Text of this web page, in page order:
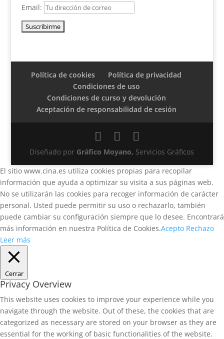
Email:
Política de cookies
Política de privacidad
Condiciones de uso
Condiciones de curso y devolución
Aceptación de responsabilidad de cesión
Diseñado por Gráfico Moyano, Servicios Gráficos
El sitio www.cina.es utiliza cookies propias para recopilar
información que ayuda a optimizar su visita a sus páginas web.
No se utilizarán las cookies para recoger información de carácter
personal. Usted puede permitir su uso o rechazarlo, también
puede cambiar su configuración siempre que lo desee. Encontrará
más información en nuestra Política de Cookies.Acepto Rechazo
Leer más
Cerrar
Privacy Overview
This website uses cookies to improve your experience while you
navigate through the website. Out of these, the cookies that are
categorized as necessary are stored on your browser as they are
essential for the working of basic functionalities of the website.